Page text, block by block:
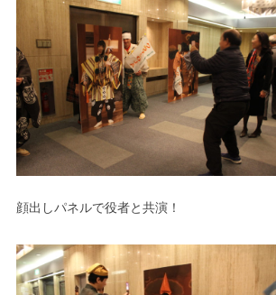
顔出しパネルで役者と共演！